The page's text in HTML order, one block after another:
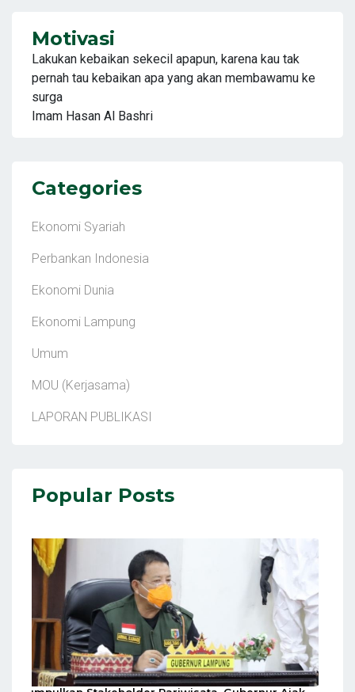
Motivasi
Lakukan kebaikan sekecil apapun, karena kau tak
pernah tau kebaikan apa yang akan membawamu ke
surga
Imam Hasan Al Bashri
Categories
Ekonomi Syariah
Perbankan Indonesia
Ekonomi Dunia
Ekonomi Lampung
Umum
MOU (Kerjasama)
LAPORAN PUBLIKASI
Popular Posts